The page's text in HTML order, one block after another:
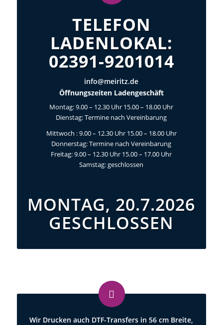
TELEFON
LADENLOKAL:
02391-9201014
info@meiritz.de
Öffnungszeiten Ladengeschäft
Montag: 9.00 – 12.30 Uhr 15.00 – 18.00 Uhr
Dienstag: Termine nachVereinbarung
Mittwoch : 9.00 – 12.30 Uhr 15.00 – 18.00 Uhr
Donnerstag: Termine nach Vereinbarung
Freitag: 9.00 – 12.30 Uhr 15.00 – 17.00 Uhr
Samstag: geschlossen
MONTAG, 20.7.2026
GESCHLOSSEN
Wir Drucken auch DTF-Transfers in 56 cm Breite,